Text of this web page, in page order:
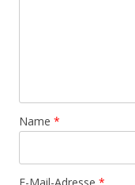
Name *